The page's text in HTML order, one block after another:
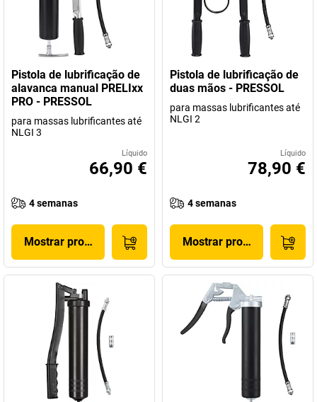
Pistola de lubrificação de
alavanca manual PRELIxx
PRO - PRESSOL
para massas lubrificantes até
NLGI 3
Líquido
66,90 €
4 semanas
Mostrar produto
Pistola de lubrificação de
duas mãos - PRESSOL
para massas lubrificantes até
NLGI 2
Líquido
78,90 €
4 semanas
Mostrar produto